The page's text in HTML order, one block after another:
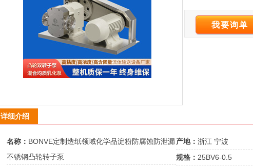
我要询单
详细介绍
名称： BONVE定制造纸领域化学品淀粉防腐蚀防泄漏
不锈钢凸轮转子泵
产地： 浙江 宁波
规格： 25BV6-0.5